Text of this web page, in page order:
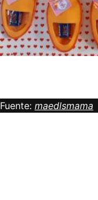
Fuente: maedlsmama